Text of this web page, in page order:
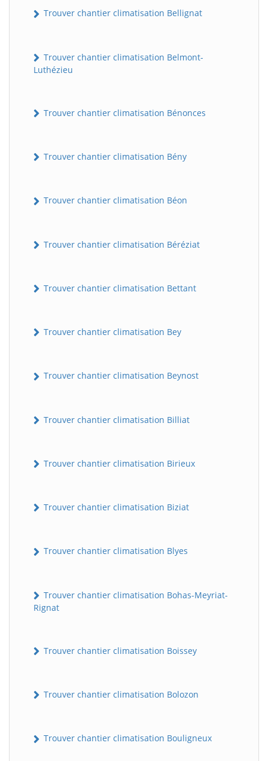
Trouver chantier climatisation Bellignat
Trouver chantier climatisation Belmont-
Luthézieu
Trouver chantier climatisation Bénonces
Trouver chantier climatisation Bény
Trouver chantier climatisation Béon
Trouver chantier climatisation Béréziat
Trouver chantier climatisation Bettant
Trouver chantier climatisation Bey
Trouver chantier climatisation Beynost
Trouver chantier climatisation Billiat
Trouver chantier climatisation Birieux
Trouver chantier climatisation Biziat
Trouver chantier climatisation Blyes
Trouver chantier climatisation Bohas-Meyriat-
Rignat
Trouver chantier climatisation Boissey
Trouver chantier climatisation Bolozon
Trouver chantier climatisation Bouligneux